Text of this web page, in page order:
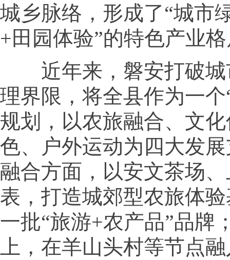
城乡脉络，形成了“城市
+田园体验”的特色产业
近年来，磐安打破城
理界限，将全县作为一
规划，以农旅融合、文
色、户外运动为四大发
融合方面，以安文茶场
表，打造城郊型农旅体
一批“旅游+农产品”品牌
上，在羊山头村等节点